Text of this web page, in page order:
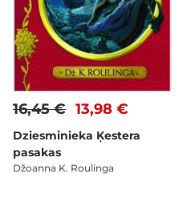
13,98 €
16,45 €
Dziesminieka Ķestera
pasakas
Džoanna K. Roulinga